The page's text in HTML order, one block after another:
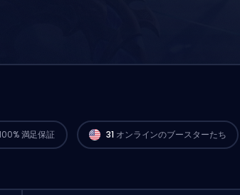
満足保証 31 オンラインのブースターたち